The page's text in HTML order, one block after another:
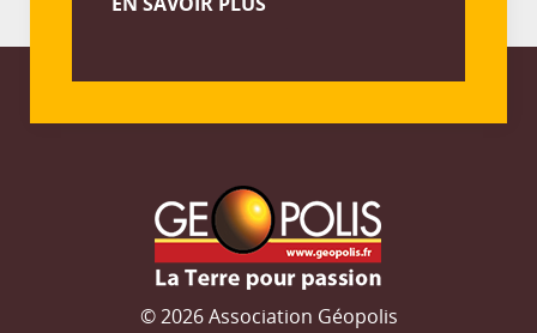
© 2026 Association Géopolis